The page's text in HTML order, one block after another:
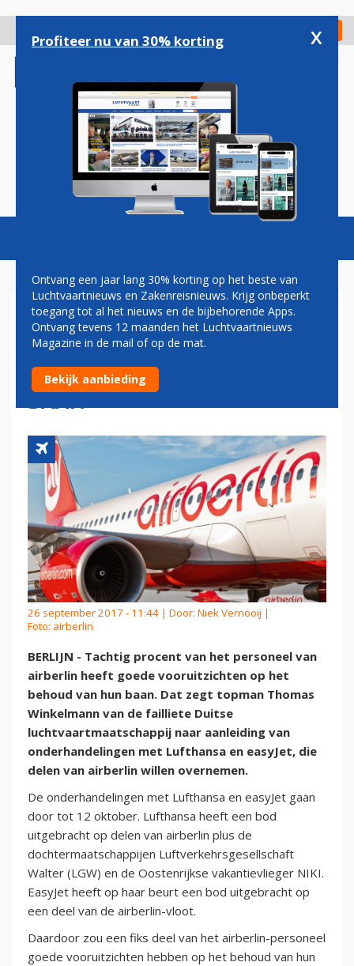
gaan
Check in
Magazine Podcasts Vacatures
AIRBERLIN: GOEDE
VOORUITZICHTEN
PERSONEEL OP BEHOUD
BAAN
26 september 2017 - 11:44 | Door: Niek Vernooij |
Foto: airberlin
BERLIJN - Tachtig procent van het personeel van
airberlin heeft goede vooruitzichten op het
behoud van hun baan. Dat zegt topman Thomas
Winkelmann van de failliete Duitse
luchtvaartmaatschappij naar aanleiding van
onderhandelingen met Lufthansa en easyJet, die
delen van airberlin willen overnemen.
De onderhandelingen met Lufthansa en easyJet gaan
door tot 12 oktober. Lufthansa heeft een bod
uitgebracht op delen van airberlin plus de
dochtermaatschappijen Luftverkehrsgesellschaft
Walter (LGW) en de Oostenrijkse vakantievlieger NIKI.
EasyJet heeft op haar beurt een bod uitgebracht op
een deel van de airberlin-vloot.
Daardoor zou een fiks deel van het airberlin-personeel
goede vooruitzichten hebben op het behoud van hun
Profiteer nu van 30% korting x
Ontvang een jaar lang 30% korting op het beste van
Luchtvaartnieuws en Zakenreisnieuws. Krijg onbeperkt
toegang tot al het nieuws en de bijbehorende Apps.
Ontvang tevens 12 maanden het Luchtvaartnieuws
Magazine in de mail of op de mat.
Bekijk aanbieding